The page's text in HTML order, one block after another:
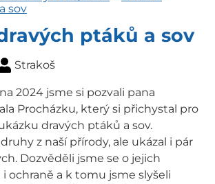
sov
ptáků a sov
Strakoš
2024 jsme si pozvali pana
Procházku, který si přichystal pro
dravých ptáků a sov.
z naší přírody, ale ukázal i pár
Dozvěděli jsme se o jejich
ochraně a k tomu jsme slyšeli